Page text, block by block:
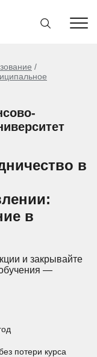
в
в
и закрывайте
—
потери курса